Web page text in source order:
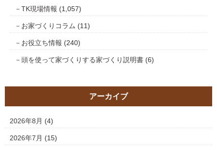
TK現場情報 (1,057)
お家づくりコラム (11)
お役立ち情報 (240)
頭を使って家づくりする家づくり説明書 (6)
アーカイブ
2026年8月 (4)
2026年7月 (15)